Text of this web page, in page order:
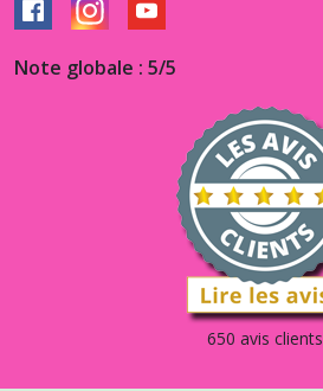
Note globale : 5/5
650 avis clients